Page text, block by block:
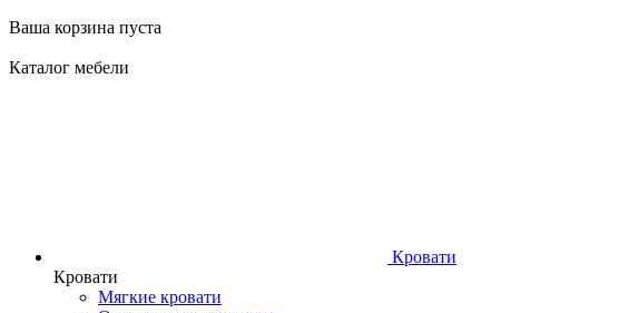
Ваша корзина пуста
Каталог мебели
Кровати
Кровати
Мягкие кровати